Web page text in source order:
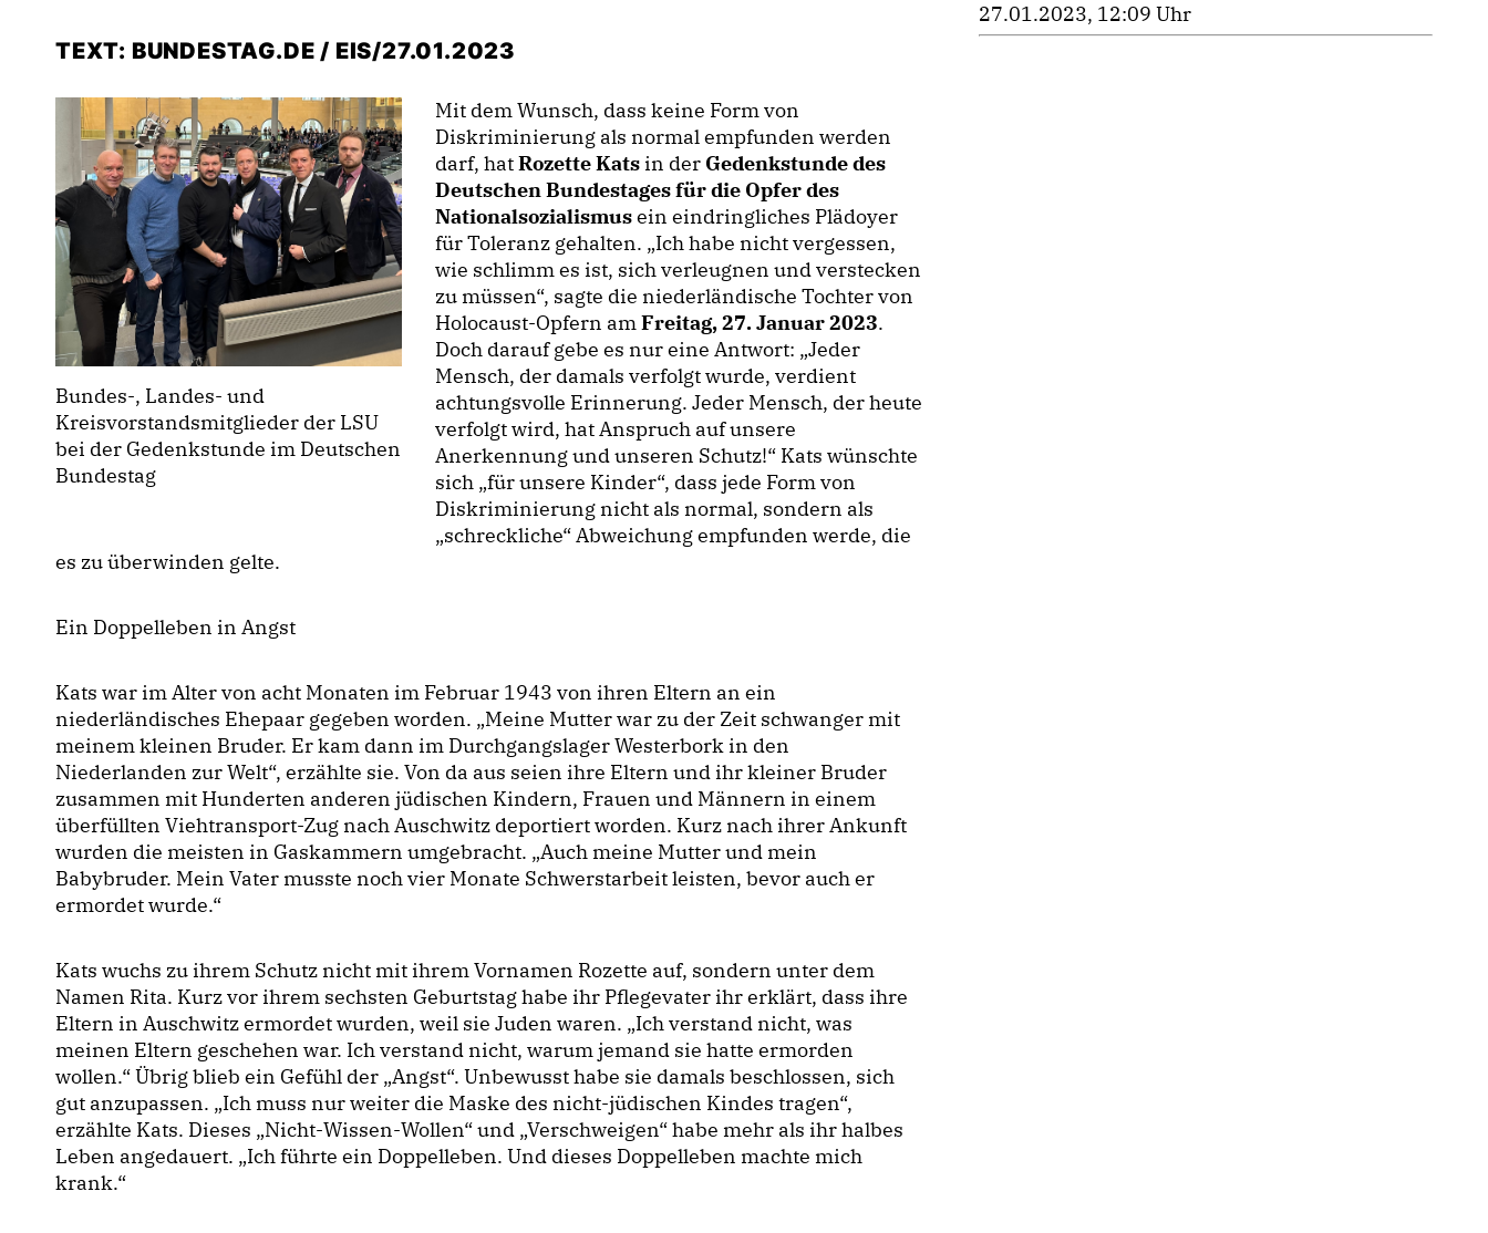
TEXT: BUNDESTAG.DE / EIS/27.01.2023
Bundes-, Landes- und
Kreisvorstandsmitglieder der LSU
bei der Gedenkstunde im Deutschen
Bundestag
Mit dem Wunsch, dass keine Form von
Diskriminierung als normal empfunden werden
darf, hatRozette Katsin der Gedenkstunde des
Deutschen Bundestages für die Opfer des
Nationalsozialismusein eindringliches Plädoyer
für Toleranz gehalten. „Ich habe nicht vergessen,
wie schlimm es ist, sich verleugnen und verstecken
zu müssen“, sagte die niederländische Tochter von
Holocaust-Opfern amFreitag, 27. Januar 2023.
Doch darauf gebe es nur eine Antwort: „Jeder
Mensch, der damals verfolgt wurde, verdient
achtungsvolle Erinnerung. Jeder Mensch, der heute
verfolgt wird, hat Anspruch auf unsere
Anerkennung und unseren Schutz!“ Kats wünschte
sich „für unsere Kinder“, dass jede Form von
Diskriminierung nicht als normal, sondern als
schreckliche“ Abweichung empfunden werde, die
es zu überwinden gelte.
Ein Doppelleben in Angst
Kats war im Alter von acht Monaten im Februar 1943 von ihren Eltern an ein
niederländisches Ehepaar gegeben worden. „Meine Mutter war zu der Zeit schwanger mit
meinem kleinen Bruder. Er kam dann im Durchgangslager Westerbork in den
Niederlanden zur Welt“, erzählte sie. Von da aus seien ihre Eltern und ihr kleiner Bruder
zusammen mit Hunderten anderen jüdischen Kindern, Frauen und Männern in einem
überfüllten Viehtransport-Zug nach Auschwitz deportiert worden. Kurz nach ihrer Ankunft
wurden die meisten in Gaskammern umgebracht. „Auch meine Mutter und mein
Babybruder. Mein Vater musste noch vier Monate Schwerstarbeit leisten, bevor auch er
ermordet wurde.“
Kats wuchs zu ihrem Schutz nicht mit ihrem Vornamen Rozette auf, sondern unter dem
Namen Rita. Kurz vor ihrem sechsten Geburtstag habe ihr Pflegevater ihr erklärt, dass ihre
Eltern in Auschwitz ermordet wurden, weil sie Juden waren. „Ich verstand nicht, was
meinen Eltern geschehen war. Ich verstand nicht, warum jemand sie hatte ermorden
wollen.“ Übrig blieb ein Gefühl der „Angst“. Unbewusst habe sie damals beschlossen, sich
gut anzupassen. „Ich muss nur weiter die Maske des nicht-jüdischen Kindes tragen“,
erzählte Kats. Dieses „Nicht-Wissen-Wollen“ und „Verschweigen“ habe mehr als ihr halbes
Leben angedauert. „Ich führte ein Doppelleben. Und dieses Doppelleben machte mich
krank.“
27.01.2023, 12:09 Uhr